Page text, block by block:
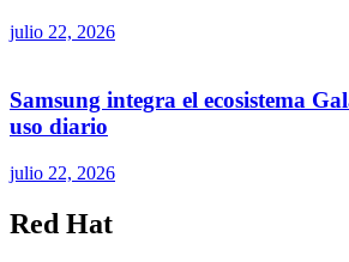
julio 22, 2026
Samsung integra el ecosistema
uso diario
julio 22, 2026
Red Hat